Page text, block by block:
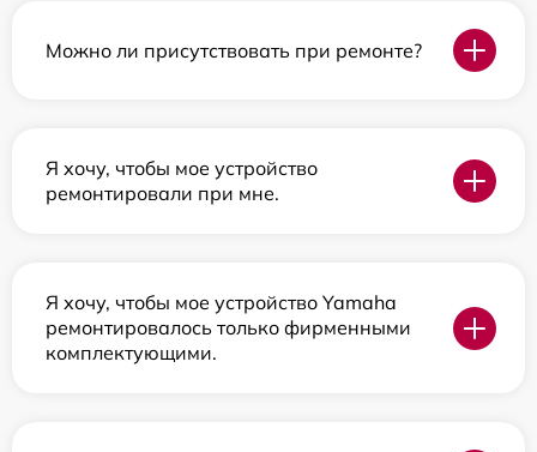
Можно ли присутствовать при ремонте?
Я хочу, чтобы мое устройство
ремонтировали при мне.
Я хочу, чтобы мое устройство Yamaha
ремонтировалось только фирменными
комплектующими.